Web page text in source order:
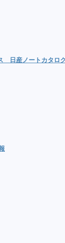
日産ノートカタロ